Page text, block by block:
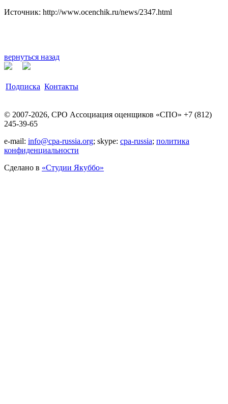
Источник: http://www.ocenchik.ru/news/2347.html
вернуться назад
Подписка Контакты
© 2007-2026, СРО Ассоциация оценщиков «СПО» +7 (812)
245-39-65
e-mail: info@cpa-russia.org; skype: cpa-russia; политика
конфиденциальности
Сделано в «Cтудии Якуббо»